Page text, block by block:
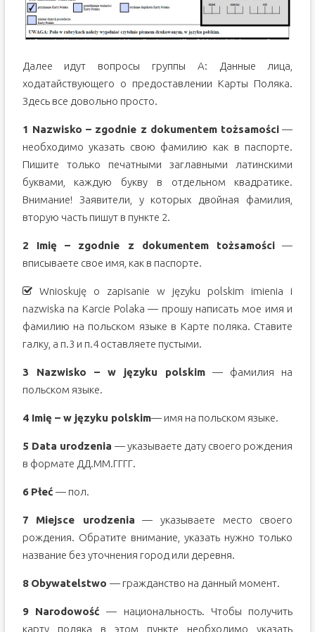
Далее идут вопросы группы А: Данные лица,
ходатайствующего о предоставлении Карты Поляка.
Здесь все довольно просто.
1 Nazwisko – zgodnie z dokumentem tożsamości —
необходимо указать свою фамилию как в паспорте.
Пишите только печатными заглавными латинскими
буквами, каждую букву в отдельном квадратике.
Внимание! Заявители, у которых двойная фамилия,
вторую часть пишут в пункте 2.
2 Imię – zgodnie z dokumentem tożsamości —
вписываете свое имя, как в паспорте.
Wnioskuję o zapisanie w języku polskim imienia i
nazwiska na Karcie Polaka — прошу написать мое имя и
фамилию на польском языке в Карте поляка. Ставите
галку, а п.3 и п.4 оставляете пустыми.
3 Nazwisko – w języku polskim — фамилия на
польском языке.
4 Imię – w języku polskim— имя на польском языке.
5 Data urodzenia — указываете дату своего рождения
в формате ДД.ММ.ГГГГ.
6 Płeć — пол.
7 Miejsce urodzenia — указываете место своего
рождения. Обратите внимание, указать нужно только
название без уточнения город или деревня.
8 Obywatelstwo — гражданство на данный момент.
9 Narodowość — национальность. Чтобы получить
карту поляка в этом пункте необходимо указать